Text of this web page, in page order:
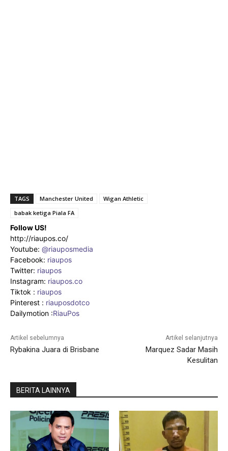
TAGS Manchester United
Wigan Athletic
babak ketiga Piala FA
Follow US!
http://riaupos.co/
Youtube: @riauposmedia
Facebook: riaupos
Twitter: riaupos
Instagram: riaupos.co
Tiktok : riaupos
Pinterest : riauposdotco
Dailymotion :RiauPos
Artikel sebelumnya
Rybakina Juara di Brisbane
Artikel selanjutnya
Marquez Sadar Masih
Kesulitan
BERITA LAINNYA